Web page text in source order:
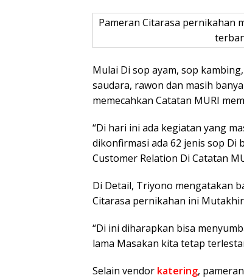
Pameran Citarasa pernikahan
Mulai Di sop ayam, sop
saudara, rawon dan masih
memecahkan Catatan MURI
“Di hari ini ada kegiatan yang
dikonfirmasi ada 62 jenis sop Di
Customer Relation Di Catatan
Di Detail, Triyono mengatakan
Citarasa pernikahan ini
“Di ini diharapkan bisa
lama Masakan kita tetap
Selain vendor katering,